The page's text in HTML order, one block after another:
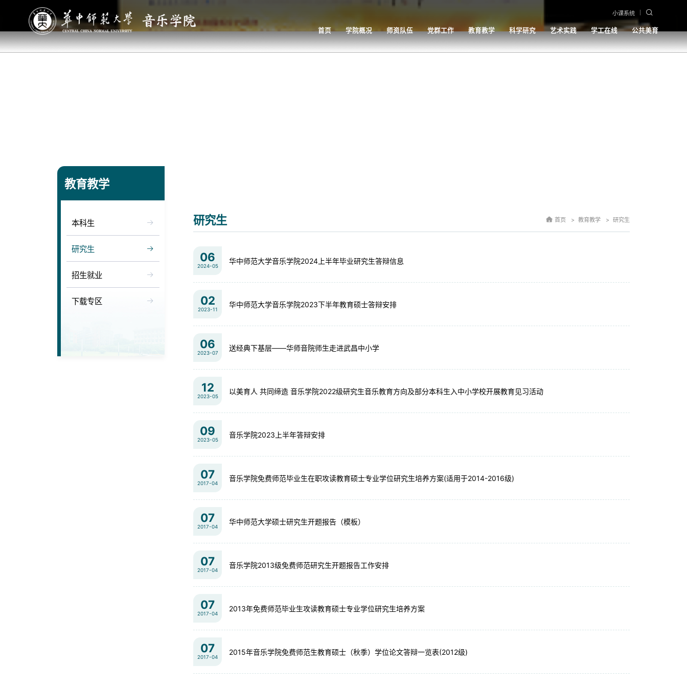
小课系统
首页 学院概况 师资队伍 党群工作 教育教学 科学研究 艺术实践 学工在线 公共美育
教育教学
本科生
研究生
招生就业
下载专区
研究生 首页 教育教学 研究生
06
2024-05
华中师范大学音乐学院2024上半年毕业研究生答辩信息
02
2023-11
华中师范大学音乐学院2023下半年教育硕士答辩安排
06
2023-07
送经典下基层——华师音院师生走进武昌中小学
12
2023-05
以美育人 共同缔造 音乐学院2022级研究生音乐教育方向及部分本科生入中小学校开展教育见习活动
09
2023-05
音乐学院2023上半年答辩安排
07
2017-04
音乐学院免费师范毕业生在职攻读教育硕士专业学位研究生培养方案(适用于2014-2016级)
07
2017-04
华中师范大学硕士研究生开题报告（模板）
07
2017-04
音乐学院2013级免费师范研究生开题报告工作安排
07
2017-04
2013年免费师范毕业生攻读教育硕士专业学位研究生培养方案
07
2017-04
2015年音乐学院免费师范生教育硕士（秋季）学位论文答辩一览表(2012级)